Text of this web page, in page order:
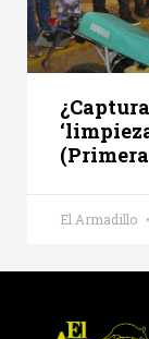
El Armadillo